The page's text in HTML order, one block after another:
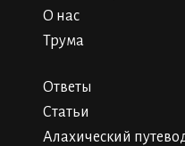
О нас
Трума
Ответы
Статьи
Алахический